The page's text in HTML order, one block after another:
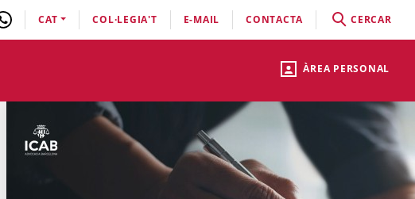
ÀREA PERSONAL
CAT COL·LEGIA'T E-MAIL CONTACTA CERCAR